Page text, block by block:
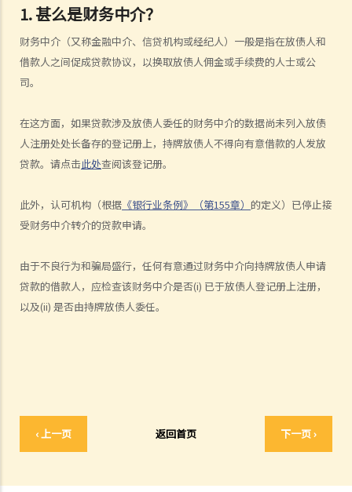
1. 甚么是财务中介？
财务中介（又称金融中介、信贷机构或经纪人）一般是指在放债人和
借款人之间促成贷款协议，以换取放债人佣金或手续费的人士或公
司。
在这方面，如果贷款涉及放债人委任的财务中介的数据尚未列入放债
人注册处处长备存的登记册上，持牌放债人不得向有意借款的人发放
贷款。请点击此处查阅该登记册。
此外，认可机构（根据 《银行业条例》（第155章） 的定义）已停止接
受财务中介转介的贷款申请。
由于不良行为和骗局盛行，任何有意通过财务中介向持牌放债人申请
贷款的借款人，应检查该财务中介是否(i) 已于放债人登记册上注册，
以及(ii) 是否由持牌放债人委任。
‹ 上一页 返回首页 下一页 ›
A. 格式要求
B. 借款人提前偿还贷款
C. 非法协议
D. 对放债广告的限制
6. 重新商议敲诈性交易
7. 对持牌放债人的投诉
8. 常见问题
1. 借钱给亲戚是否需要遵守《放债人条例》（第163章）？
2. 放债人能否通过合约避免《放债人条例》（第163章）的规管？
4. 在放债及借款方面，银行与持牌放债人有哪些分别？
《当押商条例》
1. 质押及当押是甚么?